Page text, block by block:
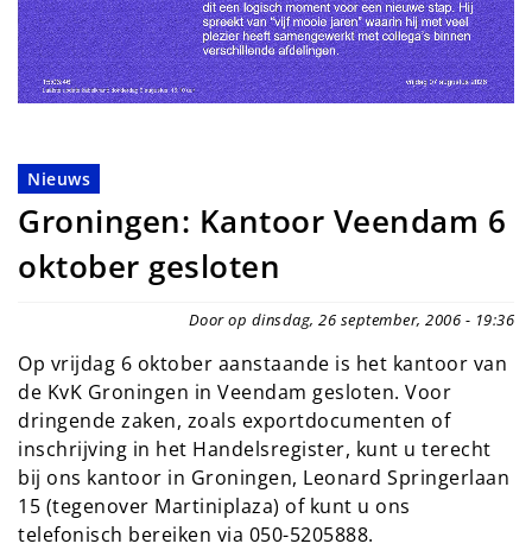
Nieuws
Groningen: Kantoor Veendam 6
oktober gesloten
Door op dinsdag, 26 september, 2006 - 19:36
Op vrijdag 6 oktober aanstaande is het kantoor van
de KvK Groningen in Veendam gesloten. Voor
dringende zaken, zoals exportdocumenten of
inschrijving in het Handelsregister, kunt u terecht
bij ons kantoor in Groningen, Leonard Springerlaan
15 (tegenover Martiniplaza) of kunt u ons
telefonisch bereiken via 050-5205888.